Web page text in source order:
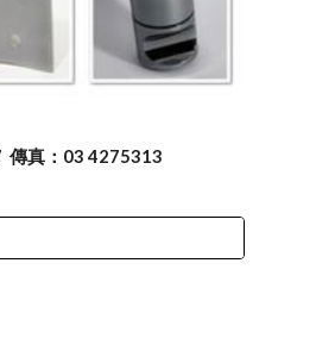
傳真：03 4275313